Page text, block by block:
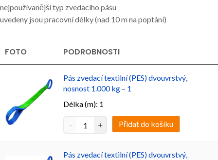
nejpoužívanější typ zvedacího pásu
uvedeny jsou pracovní délky (nad 10 m na poptání)
FOTO PODROBNOSTI
Pás zvedací textilní (PES) dvouvrstvý,
nosnost 1.000 kg – 1
Délka (m): 1
Přidat do košíku
Pás zvedací textilní (PES) dvouvrstvý,